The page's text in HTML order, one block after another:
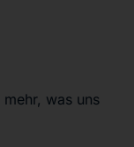
was uns